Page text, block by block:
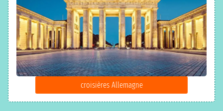
croisières Allemagne